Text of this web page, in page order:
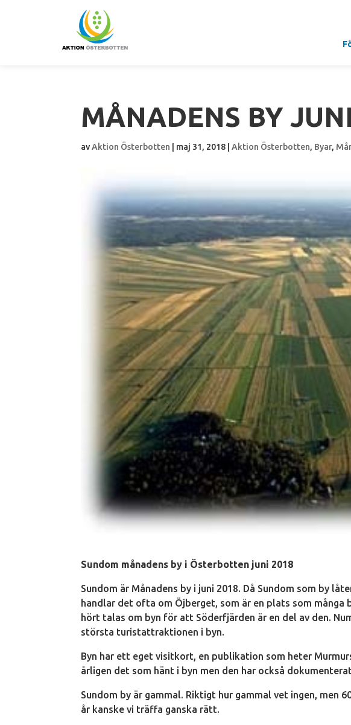
MÅNADENS BY
avAktion Österbotten maj 31, 2018 |Aktion Österbotten, Byar,
Sundom månadens by i Österbotten juni 2018
Sundom är Månadens by i juni 2018. Då Sundom som by
handlar det ofta om Öjberget, som är en plats som många
hört talas om byn för att Söderfjärden är en del av den.
största turistattraktionen i byn.
Byn har ett eget visitkort, en publikation som heter
årligen det som hänt i byn men den har också
Sundom by är gammal. Riktigt hur gammal vet ingen, men
år kanske vi träffa ganska rätt.